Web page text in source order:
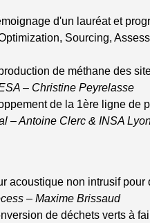
d'un lauréat et
Sourcing,
de méthane des
– Christine Peyrelasse
de la 1ère ligne de
– Antoine Clerc & INSA
acoustique non intrusif
– Maxime Brissaud
de déchets verts à